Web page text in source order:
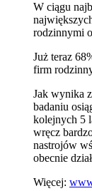
W ciągu
rodzinnymi
Już teraz
firm
Jak wynika
badaniu
kolejnych 5
wręcz
nastrojów
obecnie
Więcej: